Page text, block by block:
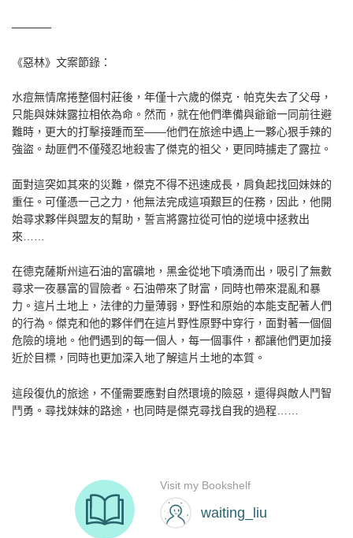
─────
《惡林》文案節錄：
水痘無情席捲整個村莊後，年僅十六歲的傑克．帕克失去了父母，
只能與妹妹露拉相依為命。然而，就在他們準備與爺爺一同前往避
難時，更大的打擊接踵而至——他們在旅途中遇上一夥心狠手辣的
強盜。劫匪們不僅殘忍地殺害了傑克的祖父，更同時擄走了露拉。
面對這突如其來的災難，傑克不得不迅速成長，肩負起找回妹妹的
重任。可僅憑一己之力，他無法完成這項艱巨的任務，因此，他開
始尋求夥伴與盟友的幫助，誓言將露拉從可怕的逆境中拯救出
來……
在德克薩斯州這石油的富礦地，黑金從地下噴湧而出，吸引了無數
尋求一夜暴富的冒險者。石油帶來了財富，同時也帶來混亂和暴
力。這片土地上，法律的力量薄弱，野性和原始的本能支配著人們
的行為。傑克和他的夥伴們在這片野性原野中穿行，面對著一個個
危險的境地。他們遇到的每一個人，每一個事件，都讓他們更加接
近於目標，同時也更加深入地了解這片土地的本質。
這段復仇的旅途，不僅需要應對自然環境的險惡，還得與敵人鬥智
鬥勇。尋找妹妹的路途，也同時是傑克尋找自我的過程……